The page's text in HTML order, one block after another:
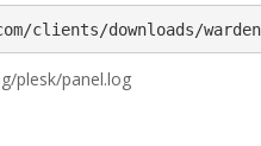
clients/downloads/
plesk/panel.log